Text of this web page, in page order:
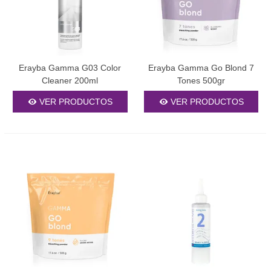
Coloración
El universo de la coloración capilar está en constante evolución,
presentando técnicas innovadoras que crean efectos únicos. El
degradados naturales que simulan el efecto del sol. Esta técnica
requiere decolorantes suaves aplicados a mano, seguidos de
tintes que armonicen con el color base.
tintes semipermanentes especializados y cuidados específicos
para mantener su sutileza.
Los colores metálicos son la vanguardia de la coloración actual.
Cobres vibrantes, dorados intensos y platinos fríos crean efectos
multidimensionales que reflejan la luz de manera espectacular.
Estos tonos requieren técnicas avanzadas de aplicación y
productos de alta calidad para lograr la intensidad deseada.
Erayba Gamma G03 Color
Cleaner 200ml
VER PRODUCTOS
Erayba Gamma Go Blond 7
Tones 500gr
VER PRODUCTOS